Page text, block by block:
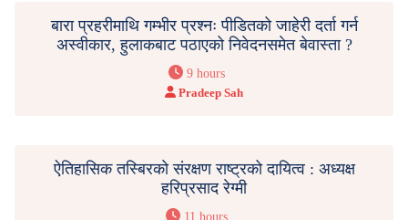
बारा प्रहरीमाथि गम्भीर प्रश्नः पीडितको जाहेरी दर्ता गर्न
अस्वीकार, हुलाकबाट पठाएको निवेदनसमेत बेवास्ता ?
9 hours
Pradeep Sah
ऐतिहासिक तस्बिरको संरक्षण राष्ट्रको दायित्व : अध्यक्ष
हरिप्रसाद रेग्मी
11 hours